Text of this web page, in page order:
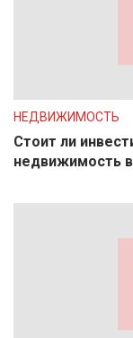
НЕДВИЖИМОСТЬ
Стоит ли
недвижимость в